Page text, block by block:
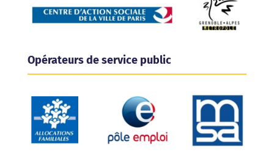
Opérateurs de service public